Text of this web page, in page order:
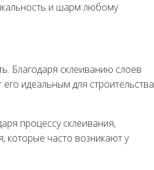
и шарм любому
Благодаря склеиванию слоев
идеальным для строительства
процессу склеивания,
которые часто возникают у